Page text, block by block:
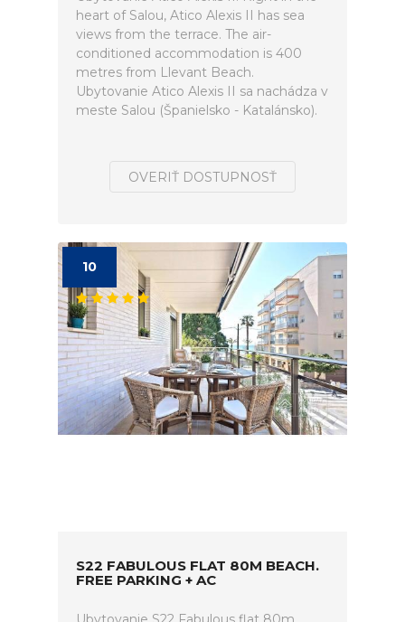
heart of Salou, Atico Alexis II has sea
views from the terrace. The air-
conditioned accommodation is 400
metres from Llevant Beach.
Ubytovanie Atico Alexis II sa nachádza v
meste Salou (Španielsko - Katalánsko).
OVERIŤ DOSTUPNOSŤ
10
S22 FABULOUS FLAT 80M BEACH.
FREE PARKING + AC